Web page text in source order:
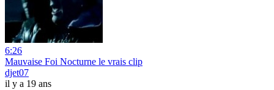
6:26
Mauvaise Foi Nocturne le vrais clip
djet07
il y a 19 ans